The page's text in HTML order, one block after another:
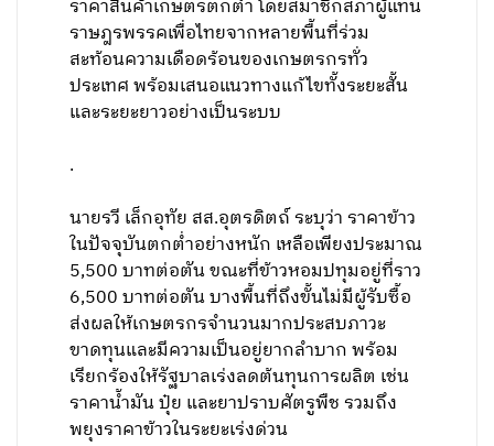
ราคาสินค้าเกษตรตกต่ำ โดยสมาชิกสภาผู้แทน
ราษฎรพรรคเพื่อไทยจากหลายพื้นที่ร่วม
สะท้อนความเดือดร้อนของเกษตรกรทั่ว
ประเทศ พร้อมเสนอแนวทางแก้ไขทั้งระยะสั้น
และระยะยาวอย่างเป็นระบบ
.
นายรวี เล็กอุทัย สส.อุตรดิตถ์ ระบุว่า ราคาข้าว
ในปัจจุบันตกต่ำอย่างหนัก เหลือเพียงประมาณ
5,500 บาทต่อตัน ขณะที่ข้าวหอมปทุมอยู่ที่ราว
6,500 บาทต่อตัน บางพื้นที่ถึงขั้นไม่มีผู้รับซื้อ
ส่งผลให้เกษตรกรจำนวนมากประสบภาวะ
ขาดทุนและมีความเป็นอยู่ยากลำบาก พร้อม
เรียกร้องให้รัฐบาลเร่งลดต้นทุนการผลิต เช่น
ราคาน้ำมัน ปุ๋ย และยาปราบศัตรูพืช รวมถึง
พยุงราคาข้าวในระยะเร่งด่วน